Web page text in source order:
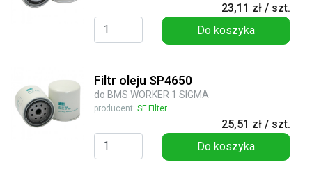
23,11 zł / szt.
Do koszyka
Filtr oleju SP4650
do BMS WORKER 1 SIGMA
producent: SF Filter
25,51 zł / szt.
Do koszyka